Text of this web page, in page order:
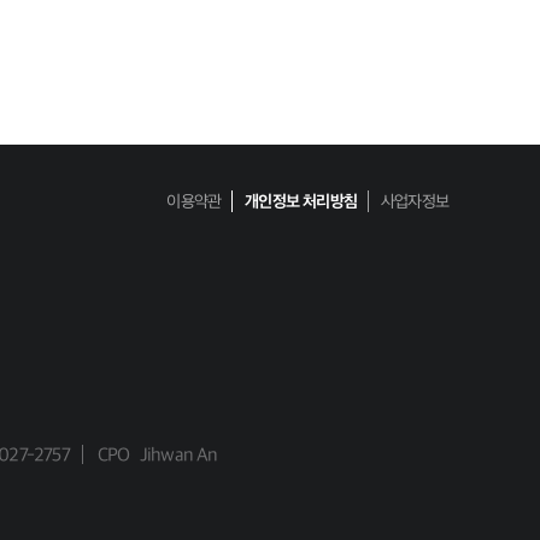
이용약관 개인정보 처리방침 사업자정보
2757 CPO Jihwan An